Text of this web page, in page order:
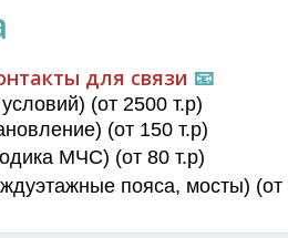
для связи 📧
(от 2500 т.р)
(от 150 т.р)
МЧС) (от 80 т.р)
пояса, мосты) (от